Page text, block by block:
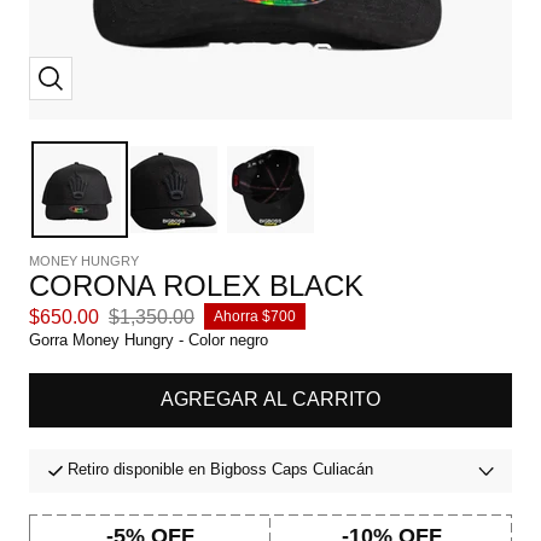
Zoom
MONEY HUNGRY
CORONA ROLEX BLACK
Precio
de
$650.00 Precio
normal
$1,350.00 Ahorra $700
Gorra Money Hungry - Color negro
Retiro disponible en Bigboss Caps Culiacán
-5% OFF -10% OFF
AGREGAR AL CARRITO